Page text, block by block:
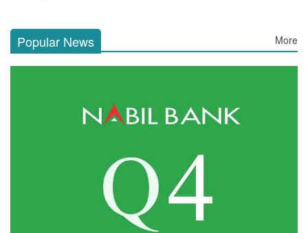
Popular News More